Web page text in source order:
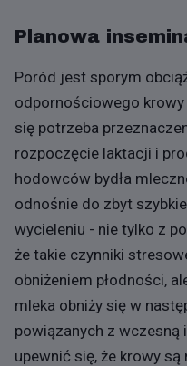
Planowa
Poród jest sporym
odpornościowego
się potrzeba
rozpoczęcie laktacji i
hodowców bydła
odnośnie do zbyt
wycieleniu - nie tylko z
że takie czynniki
obniżeniem płodności,
mleka obniży się w
powiązanych z wczesną
upewnić się, że krowy